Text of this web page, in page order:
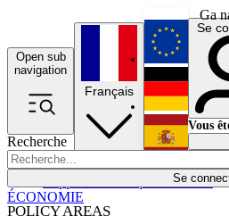
Ga
Open sub
navigation
Recherche
Se
POLICY AREAS
Économie
Français
English
Deutsch
Se
Vous
ÉCONOMIE